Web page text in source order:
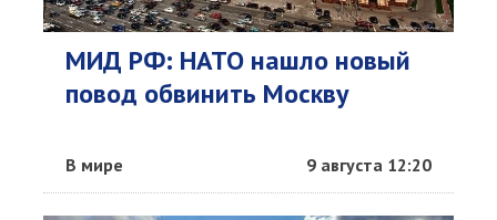
МИД РФ: НАТО нашло новый
повод обвинить Москву
В мире 9 августа 12:20